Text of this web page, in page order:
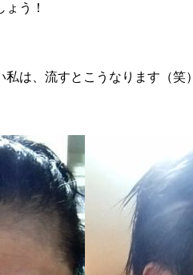
う！
は、流すとこうなります（笑）